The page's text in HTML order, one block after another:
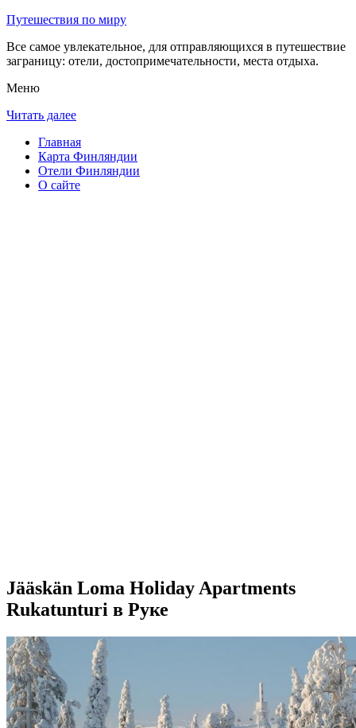
Путешествия по миру
Все самое увлекательное, для отправляющихся в путешествие
заграницу: отели, достопримечательности, места отдыха.
Меню
Читать далее
Главная
Карта Финляндии
Отели Финляндии
О сайте
Jääskän Loma Holiday Apartments
Rukatunturi в Руке